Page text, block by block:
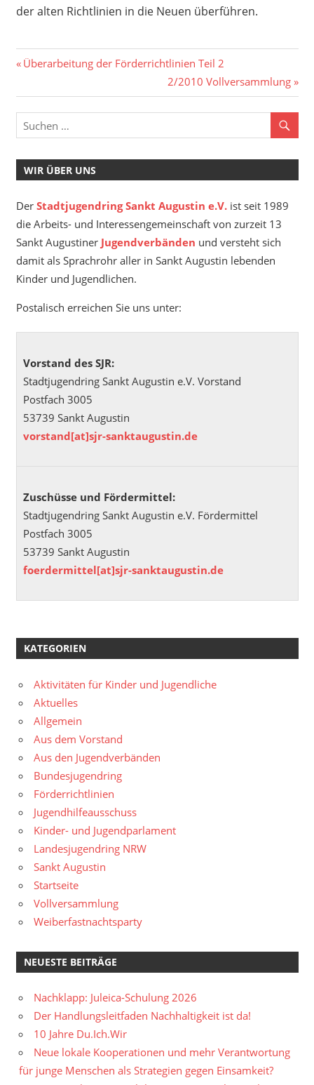
der alten Richtlinien in die Neuen überführen.
Beitragsnavigation
Vorheriger
Überarbeitung der Förderrichtlinien Teil 2
Nächster
Beitrag:
2/2010 Vollversammlung
WIR ÜBER UNS
Der Stadtjugendring Sankt Augustin e.V.ist seit 1989
die Arbeits- und Interessengemeinschaft von zurzeit 13
Sankt Augustiner Jugendverbänden und versteht sich
damit als Sprachrohr aller in Sankt Augustin lebenden
Kinder und Jugendlichen.
Postalisch erreichen Sie uns unter:
Vorstand des SJR:
Stadtjugendring Sankt Augustin e.V. Vorstand
Postfach 3005
53739 Sankt Augustin
vorstand[at]sjr-sanktaugustin.de
Zuschüsse und Fördermittel:
Stadtjugendring Sankt Augustin e.V. Fördermittel
Postfach 3005
53739 Sankt Augustin
foerdermittel[at]sjr-sanktaugustin.de
KATEGORIEN
Aktivitäten für Kinder und Jugendliche
Aktuelles
Allgemein
Aus dem Vorstand
Aus den Jugendverbänden
Bundesjugendring
Förderrichtlinien
Jugendhilfeausschuss
Kinder- und Jugendparlament
Landesjugendring NRW
Sankt Augustin
Startseite
Vollversammlung
Weiberfastnachtsparty
NEUESTE BEITRÄGE
Nachklapp: Juleica-Schulung 2026
Der Handlungsleitfaden Nachhaltigkeit ist da!
10 Jahre Du.Ich.Wir
Neue lokale Kooperationen und mehr Verantwortung
für junge Menschen als Strategien gegen Einsamkeit?